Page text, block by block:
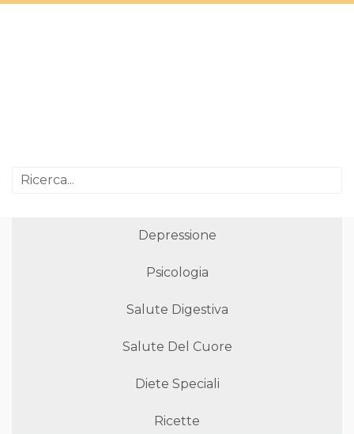
Depressione
Psicologia
Salute Digestiva
Salute Del Cuore
Diete Speciali
Ricette